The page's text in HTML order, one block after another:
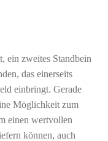
ein zweites Standbein
das einerseits
einbringt. Gerade
Möglichkeit zum
einen wertvollen
können, auch